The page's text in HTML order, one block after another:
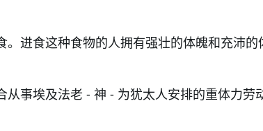
进食这种食物的人拥有强壮的体魄和充沛的
从事埃及法老 - 神 - 为犹太人安排的重体力劳